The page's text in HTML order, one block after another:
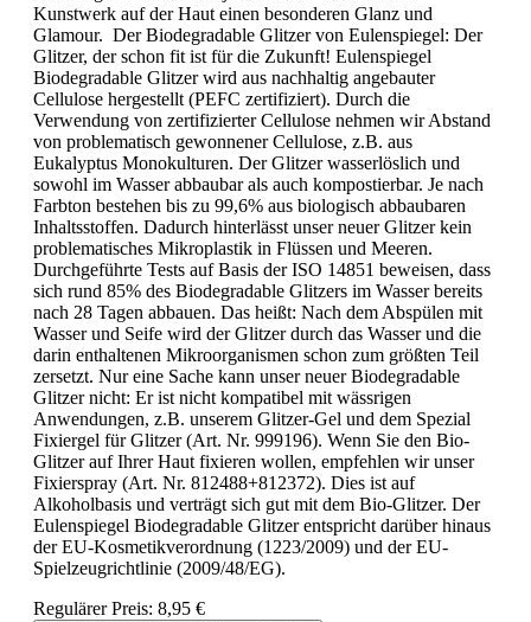
Kunstwerk auf der Haut einen besonderen Glanz und
Glamour. Der Biodegradable Glitzer von Eulenspiegel: Der
Glitzer, der schon fit ist für die Zukunft! Eulenspiegel
Biodegradable Glitzer wird aus nachhaltig angebauter
Cellulose hergestellt (PEFC zertifiziert). Durch die
Verwendung von zertifizierter Cellulose nehmen wir Abstand
von problematisch gewonnener Cellulose, z.B. aus
Eukalyptus Monokulturen. Der Glitzer wasserlöslich und
sowohl im Wasser abbaubar als auch kompostierbar. Je nach
Farbton bestehen bis zu 99,6% aus biologisch abbaubaren
Inhaltsstoffen. Dadurch hinterlässt unser neuer Glitzer kein
problematisches Mikroplastik in Flüssen und Meeren.
Durchgeführte Tests auf Basis der ISO 14851 beweisen, dass
sich rund 85% des Biodegradable Glitzers im Wasser bereits
nach 28 Tagen abbauen. Das heißt: Nach dem Abspülen mit
Wasser und Seife wird der Glitzer durch das Wasser und die
darin enthaltenen Mikroorganismen schon zum größten Teil
zersetzt. Nur eine Sache kann unser neuer Biodegradable
Glitzer nicht: Er ist nicht kompatibel mit wässrigen
Anwendungen, z.B. unserem Glitzer-Gel und dem Spezial
Fixiergel für Glitzer (Art. Nr. 999196). Wenn Sie den Bio-
Glitzer auf Ihrer Haut fixieren wollen, empfehlen wir unser
Fixierspray (Art. Nr. 812488+812372). Dies ist auf
Alkoholbasis und verträgt sich gut mit dem Bio-Glitzer. Der
Eulenspiegel Biodegradable Glitzer entspricht darüber hinaus
der EU-Kosmetikverordnung (1223/2009) und der EU-
Spielzeugrichtlinie (2009/48/EG).
Regulärer Preis: 8,95 €